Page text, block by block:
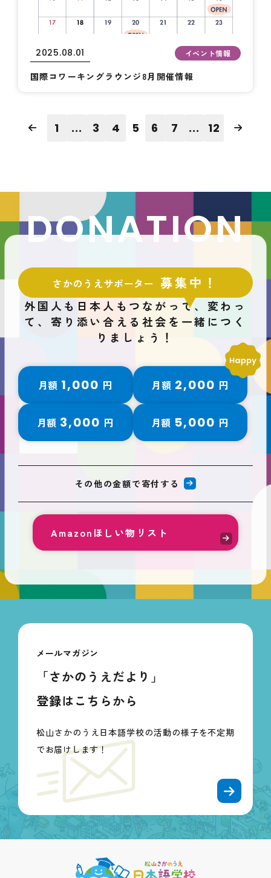
2025.08.01 イベント情報
国際コワーキングラウンジ8月開催情報
1 ... 3 4 5 6 7 ... 12
DONATION
さかのうえサポーター 募集中！
外国人も日本人もつながって、変わっ
て、 寄り添い合える社会を一緒につく
りましょう！
月額 1,000 円 月額 2,000 円
月額 3,000 円 月額 5,000 円
その他の金額で寄付する
Amazonほしい物リスト
メールマガジン
「さかのうえだより」
登録はこちらから
松山さかのうえ日本語学校の活動の様子を不定期
でお届けします！